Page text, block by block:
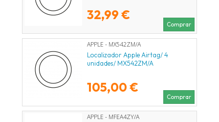
32,99 €
Comprar
APPLE - MX542ZM/A
Localizador Apple Airtag/ 4
unidades/ MX542ZM/A
105,00 €
Comprar
APPLE - MFEA4ZY/A